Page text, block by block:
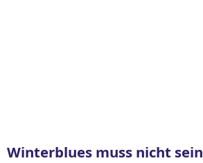
Winterblues muss nicht sein